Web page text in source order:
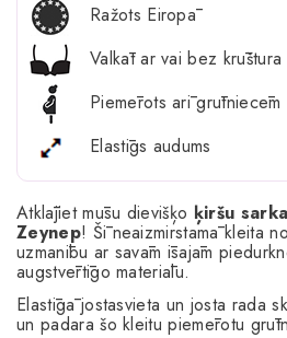
Ražots Eiropā
Valkāt ar vai bez krūštura
Piemērots arī grūtniecēm
Elastīgs audums
Atklājiet mūsu dievišķo ķiršu
Zeynep! Šī neaizmirstamā kleita
uzmanību ar savām īsajām
augstvērtīgo materiālu.
Elastīgā jostasvieta un josta rada
un padara šo kleitu piemērotu